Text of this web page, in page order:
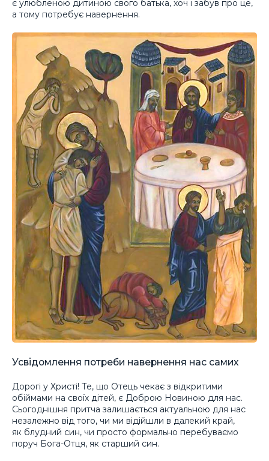
є улюбленою дитиною свого батька, хоч і забув про це,
а тому потребує навернення.
Усвідомлення потреби навернення нас самих
Дорогі у Христі! Те, що Отець чекає з відкритими
обіймами на своїх дітей, є Доброю Новиною для нас.
Сьогоднішня притча залишається актуальною для нас
незалежно від того, чи ми відійшли в далекий край,
як блудний син, чи просто формально перебуваємо
поруч Бога-Отця, як старший син.